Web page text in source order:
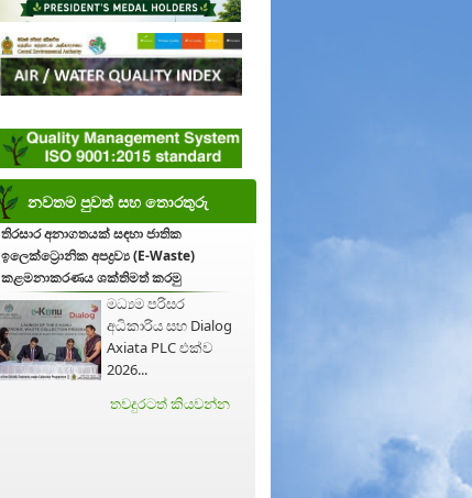
නවතම පුවත් සහ තොරතුරු
තිරසාර අනාගතයක් සඳහා ජාතික
ඉලෙක්ට්‍රොනික අපද්‍රව්‍ය (E-Waste)
කළමනාකරණය ශක්තිමත් කරමු
මධ්‍යම පරිසර
අධිකාරිය සහ Dialog
Axiata PLC එක්ව
2026...
තවදුරටත් කියවන්න